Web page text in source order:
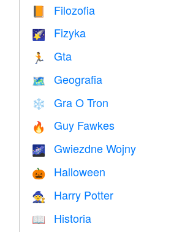
Filozofia
🌠 Fizyka
🏃 Gta
🗺 Geografia
❄️ Gra O Tron
🔥 Guy Fawkes
🌌 Gwiezdne Wojny
🎃 Halloween
🧙 Harry Potter
📖 Historia